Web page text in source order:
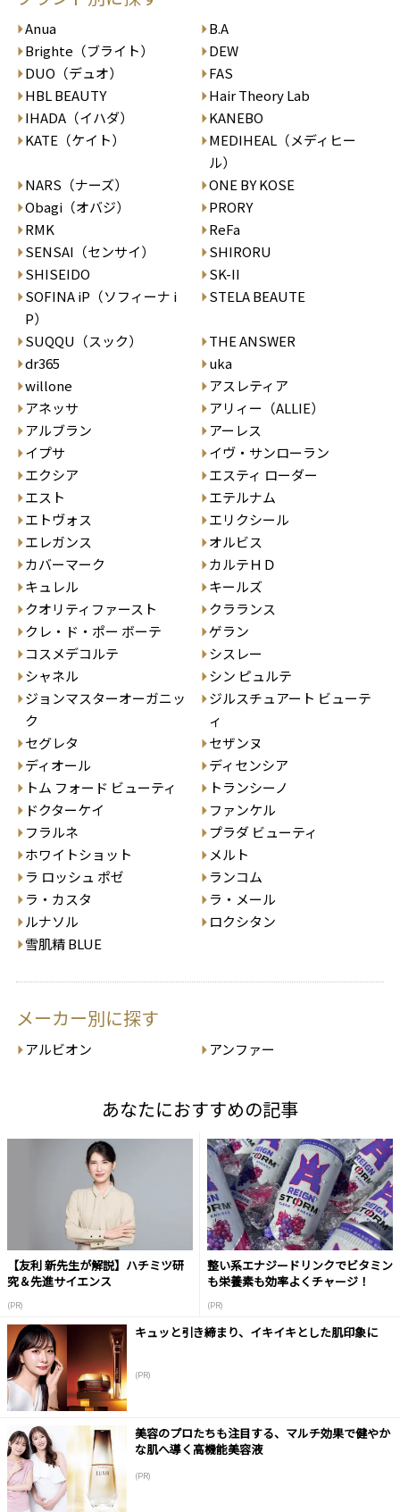
Anua
B.A
Brighte（ブライト）
DEW
DUO（デュオ）
FAS
HBL BEAUTY
Hair Theory Lab
IHADA（イハダ）
KANEBO
KATE（ケイト）
MEDIHEAL（メディヒー
ル）
NARS（ナーズ）
ONE BY KOSE
Obagi（オバジ）
PRORY
RMK
ReFa
SENSAI（センサイ）
SHIRORU
SHISEIDO
SK-II
SOFINA iP（ソフィーナ i
P）
STELA BEAUTE
SUQQU（スック）
THE ANSWER
dr365
uka
willone
アスレティア
アネッサ
アリィー（ALLIE）
アルブラン
アーレス
イプサ
イヴ・サンローラン
エクシア
エスティ ローダー
エスト
エテルナム
エトヴォス
エリクシール
エレガンス
オルビス
カバーマーク
カルテＨＤ
キュレル
キールズ
クオリティファースト
クラランス
クレ・ド・ポー ボーテ
ゲラン
コスメデコルテ
シスレー
シャネル
シン ピュルテ
ジョンマスターオーガニッ
ク
ジルスチュアート ビューテ
ィ
セグレタ
セザンヌ
ディオール
ディセンシア
トム フォード ビューティ
トランシーノ
ドクターケイ
ファンケル
フラルネ
プラダ ビューティ
ホワイトショット
メルト
ラ ロッシュ ポゼ
ランコム
ラ・カスタ
ラ・メール
ルナソル
ロクシタン
雪肌精 BLUE
メーカー別に探す
アルビオン アンファー
あなたにおすすめの記事
【友利 新先生が解説】ハチミツ研
究＆先進サイエンス
(PR)
整い系エナジードリンクでビタミン
も栄養素も効率よくチャージ！
(PR)
キュッと引き締まり、イキイキとした肌印象に
(PR)
美容のプロたちも注目する、マルチ効果で健やか
な肌へ導く高機能美容液
(PR)